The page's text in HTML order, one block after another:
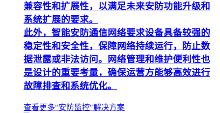
兼容性和扩展性，以满足未来安防功能升级和
系统扩展的要求。
此外，智能安防通信网络要求设备具备较强的
稳定性和安全性，保障网络持续运行，防止数
据泄露或非法访问。网络管理和维护便利性也
是设计的重要考量，确保运营方能够高效进行
故障排查和系统优化。
查看更多"安防监控"解决方案